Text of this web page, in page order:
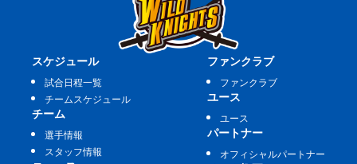
スケジュール
試合日程一覧
チームスケジュール
チーム
選手情報
スタッフ情報
ファンクラブ
ファンクラブ
ユース
ユース
パートナー
オフィシャルパートナー